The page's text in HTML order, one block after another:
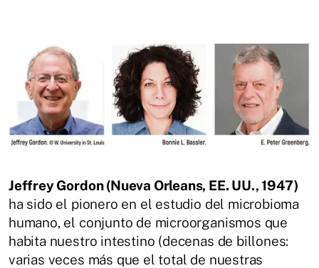
Jeffrey Gordon (Nueva Orleans, EE. UU., 1947)
ha sido el pionero en el estudio del microbioma
humano, el conjunto de microorganismos que
habita nuestro intestino (decenas de billones:
varias veces más que el total de nuestras